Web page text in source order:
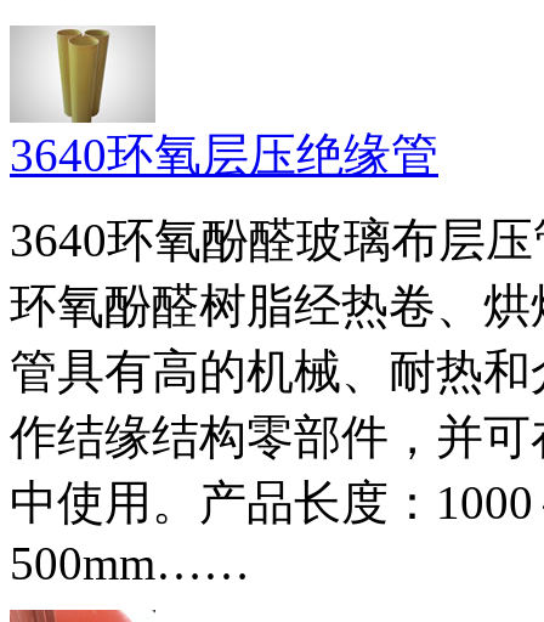
3640环氧层压绝缘管
3640环氧酚醛玻璃布层
环氧酚醛树脂经热卷、
管具有高的机械、耐热
作结缘结构零部件，并
中使用。产品长度：
500mm……